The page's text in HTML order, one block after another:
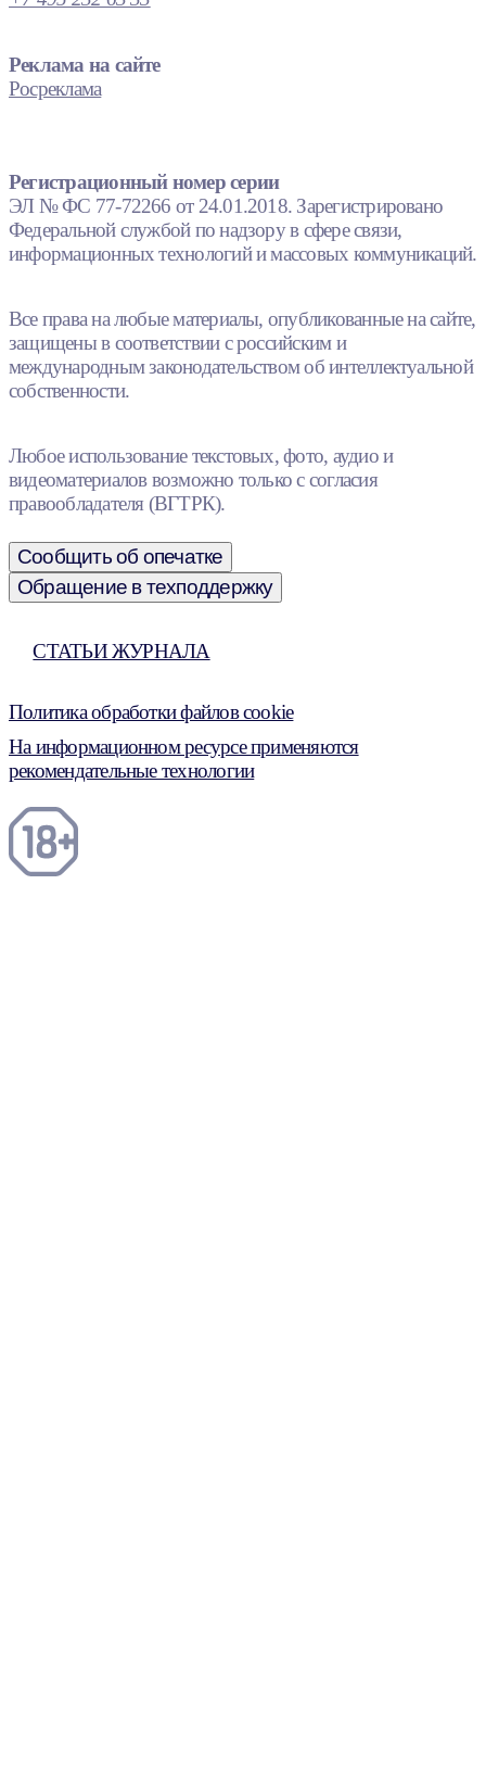
Реклама на сайте
Росреклама
Регистрационный номер серии
ЭЛ № ФС 77-72266 от 24.01.2018. Зарегистрировано
Федеральной службой по надзору в сфере связи,
информационных технологий и массовых коммуникаций.
Все права на любые материалы, опубликованные на сайте,
защищены в соответствии с российским и
международным законодательством об интеллектуальной
собственности.
Любое использование текстовых, фото, аудио и
видеоматериалов возможно только с согласия
правообладателя (ВГТРК).
Сообщить об опечатке
Обращение в техподдержку
СТАТЬИ ЖУРНАЛА
Политика обработки файлов cookie
На информационном ресурсе применяются
рекомендательные технологии